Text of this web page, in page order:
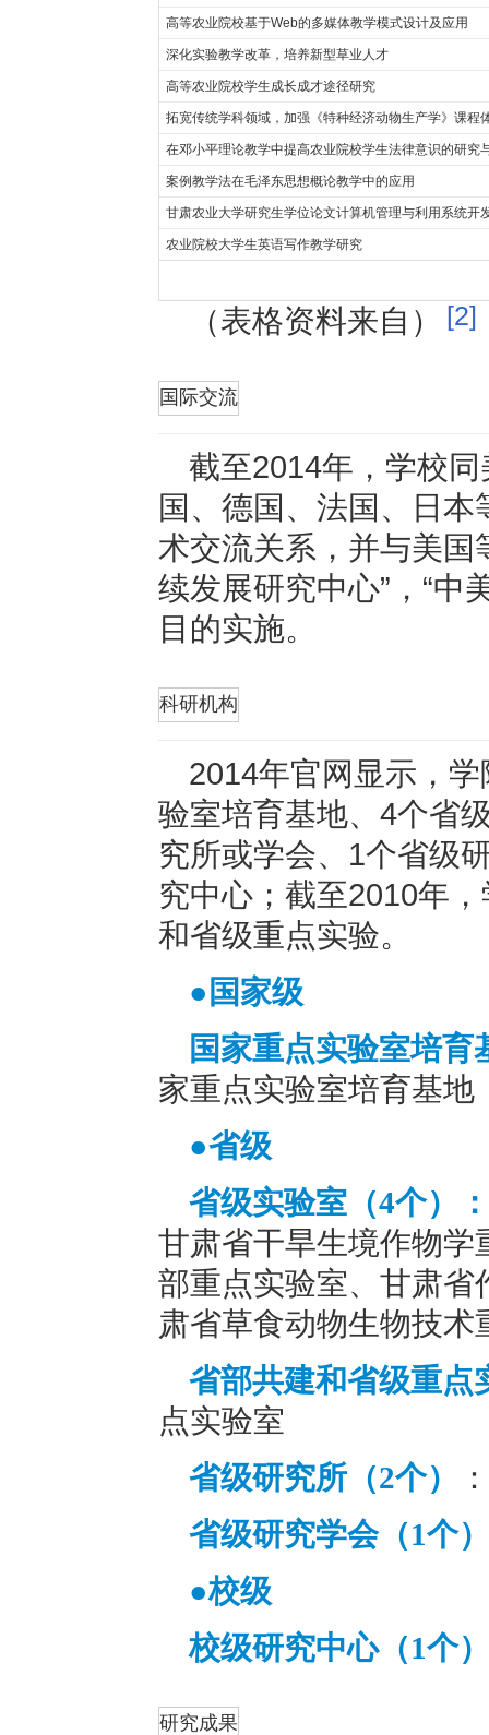
高等农业院校基于Web的多媒体教学模式设计及应用
深化实验教学改革，培养新型草业人才
高等农业院校学生成长成才途径研究
拓宽传统学科领域，加强《特种经济动物生产学》课程
在邓小平理论教学中提高农业院校学生法律意识的研究
案例教学法在毛泽东思想概论教学中的应用
甘肃农业大学研究生学位论文计算机管理与利用系统开
农业院校大学生英语写作教学研究
（表格资料来自） [2]
国际交流
截至2014年，学校
国、德国、法国、日
术交流关系，并与美国
续发展研究中心”，“中
目的实施。
科研机构
2014年官网显示，
验室培育基地、4个省
究所或学会、1个省级
究中心；截至2010年
和省级重点实验。
●国家级
国家重点实验室培育
家重点实验室培育基地
●省级
省级实验室（4个）：
甘肃省干旱生境作物学
部重点实验室、甘肃省
肃省草食动物生物技术
省部共建和省级重点
点实验室
省级研究所（2个）
省级研究学会（1个
●校级
校级研究中心（1个）
研究成果